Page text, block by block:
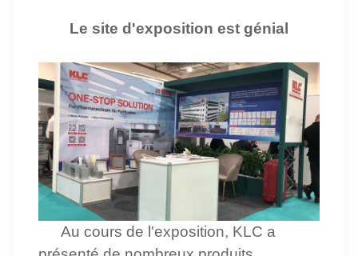
Le site d'exposition est génial
Au cours de l'exposition, KLC a